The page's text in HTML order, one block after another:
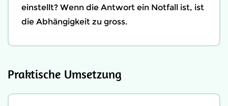
einstellt? Wenn die Antwort ein Notfall ist, ist
die Abhängigkeit zu gross.
Praktische Umsetzung